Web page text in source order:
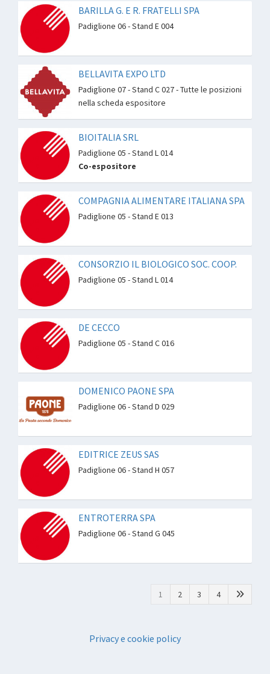
BARILLA G. E R. FRATELLI SPA
Padiglione 06 - Stand E 004
BELLAVITA EXPO LTD
Padiglione 07 - Stand C 027 - Tutte le posizioni
nella scheda espositore
BIOITALIA SRL
Padiglione 05 - Stand L 014
Co-espositore
COMPAGNIA ALIMENTARE ITALIANA SPA
Padiglione 05 - Stand E 013
CONSORZIO IL BIOLOGICO SOC. COOP.
Padiglione 05 - Stand L 014
DE CECCO
Padiglione 05 - Stand C 016
DOMENICO PAONE SPA
Padiglione 06 - Stand D 029
EDITRICE ZEUS SAS
Padiglione 06 - Stand H 057
ENTROTERRA SPA
Padiglione 06 - Stand G 045
1 2 3 4
Privacy e cookie policy